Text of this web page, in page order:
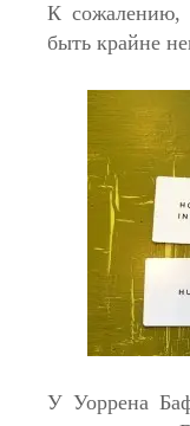
К сожалению,
быть крайне
У Уоррена